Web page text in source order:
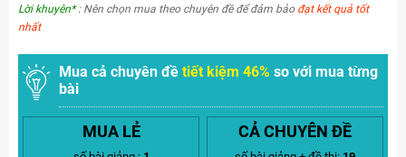
Lời khuyên*: Nên chọn mua theo chuyên đề để đảm bảo đạt kết quả tốt
nhất
Mua cả chuyên đề tiết kiệm 46% so với mua từng
bài
MUA LẺ CẢ CHUYÊN ĐỀ